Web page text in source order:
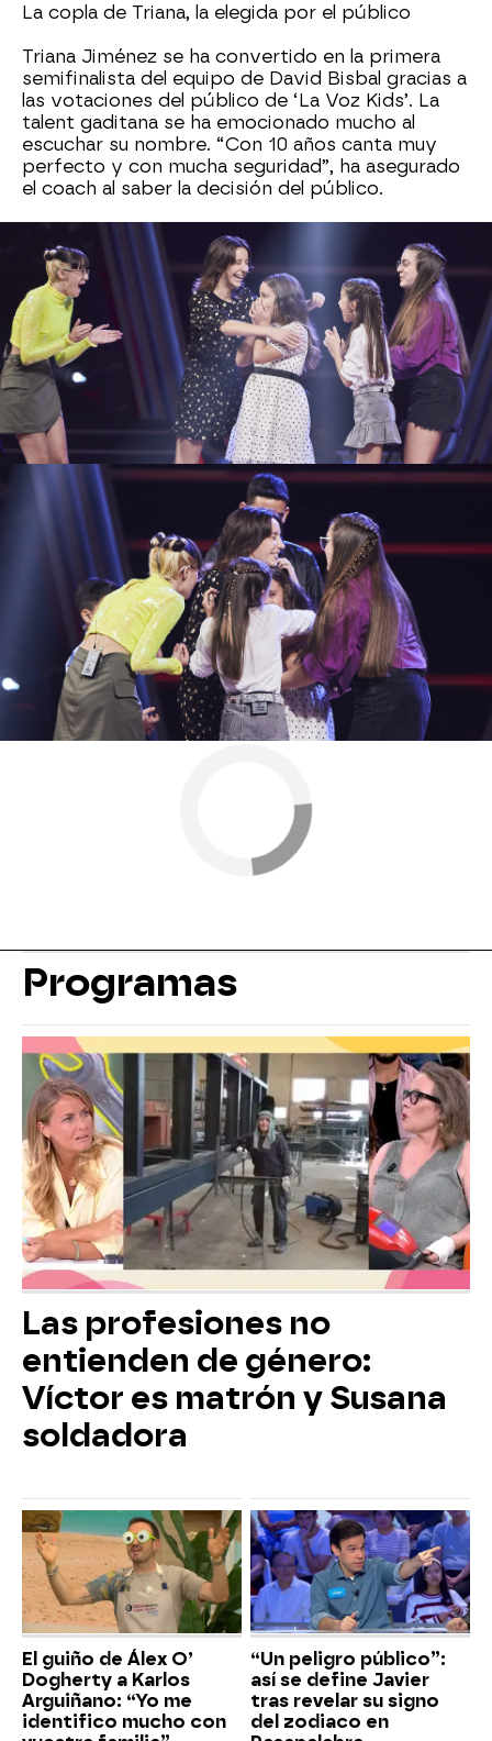
La copla de Triana, la elegida por el público
Triana Jiménez se ha convertido en la primera
semifinalista del equipo de David Bisbal gracias a
las votaciones del público de ‘La Voz Kids’. La
talent gaditana se ha emocionado mucho al
escuchar su nombre. “Con 10 años canta muy
perfecto y con mucha seguridad”, ha asegurado
el coach al saber la decisión del público.
Irene, Aroa y Blanca, las elegidas por David
Bisbal
David Bisbal y Luis Fonsi lo han tenido muy
complicado para dar los tres últimos nombres
de sus semifinalistas en ‘La Voz Kids’. Finalmente,
el coach y el asesor se han decidido por tres
voces femeninas con mucha personalidad: Irene,
Aroa y Blanca.
David Bisbal La Voz Kids Asaltos La Voz Kids
» Programas » La Voz Kids » Temporada 3
Coaches » David Bisbal
Programas
Las profesiones no
entienden de género:
Víctor es matrón y Susana
soldadora
El guiño de Álex O’
Dogherty a Karlos
Arguiñano: “Yo me
identifico mucho con
“Un peligro público”:
así se define Javier
tras revelar su signo
del zodiaco en